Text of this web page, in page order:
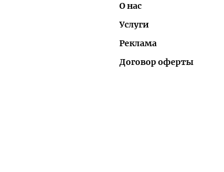
О нас
Услуги
Реклама
Договор оферты